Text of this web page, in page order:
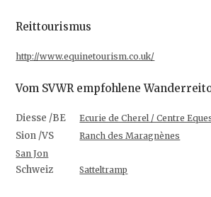
Reittourismus
http://www.equinetourism.co.uk/
Vom SVWR empfohlene
Diesse /BE Ecurie de Cherel / Centre
Sion /VS
Ranch des Maragnènes
San Jon
Schweiz Satteltramp